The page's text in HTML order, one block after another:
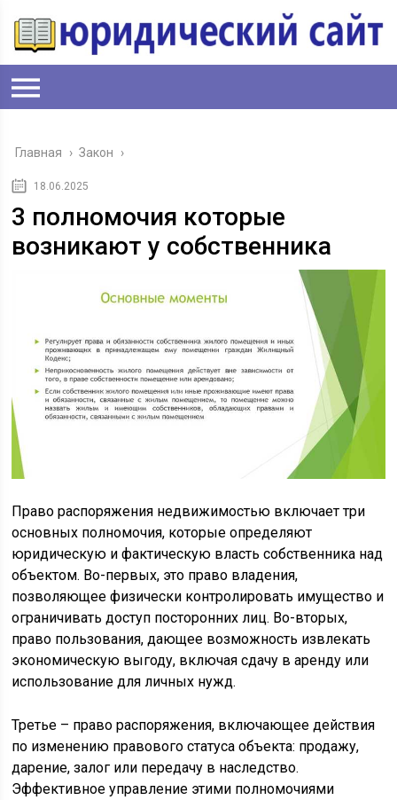
Главная › Закон ›
18.06.2025
3 полномочия которые
возникают у собственника
Право распоряжения недвижимостью включает три
основных полномочия, которые определяют
юридическую и фактическую власть собственника над
объектом. Во-первых, это право владения,
позволяющее физически контролировать имущество и
ограничивать доступ посторонних лиц. Во-вторых,
право пользования, дающее возможность извлекать
экономическую выгоду, включая сдачу в аренду или
использование для личных нужд.
Третье – право распоряжения, включающее действия
по изменению правового статуса объекта: продажу,
дарение, залог или передачу в наследство.
Эффективное управление этими полномочиями